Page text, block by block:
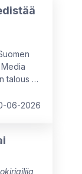
talous ei
06-2026